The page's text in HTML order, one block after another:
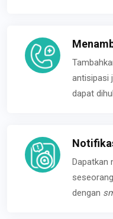
antisipasi
dapat
Dapatkan
dengan